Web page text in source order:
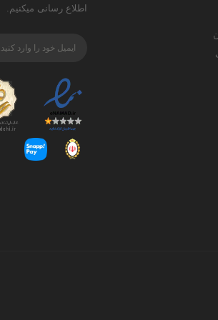
اطلاع رسانی میکنیم.